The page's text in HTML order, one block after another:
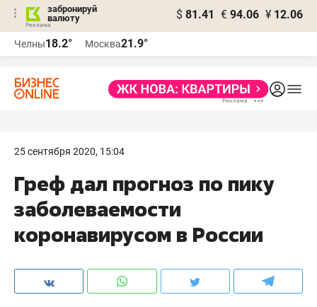
забронируй
валюту
$ 81.41 € 94.06 ¥ 12.06
Челны18.2° Москва21.9°
25 сентября 2020, 15:04
Греф дал прогноз по пику
заболеваемости
коронавирусом в России